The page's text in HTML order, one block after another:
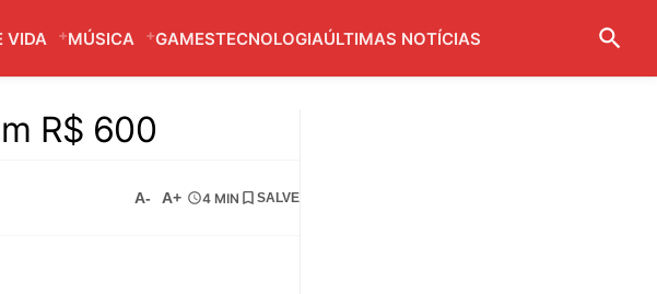
VIDA MÚSICA GAMESTECNOLOGIAÚLTIMAS NOTÍCIAS
R$ 600
A- A+ 4 MIN SALVE